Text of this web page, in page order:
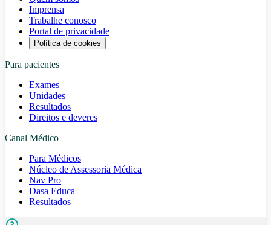
Imprensa
Trabalhe conosco
Portal de privacidade
Política de cookies
Para pacientes
Exames
Unidades
Resultados
Direitos e deveres
Canal Médico
Para Médicos
Núcleo de Assessoria Médica
Nav Pro
Dasa Educa
Resultados